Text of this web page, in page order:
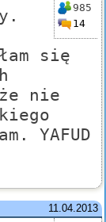
985
14
się
nie
YAFUD
11.04.2013